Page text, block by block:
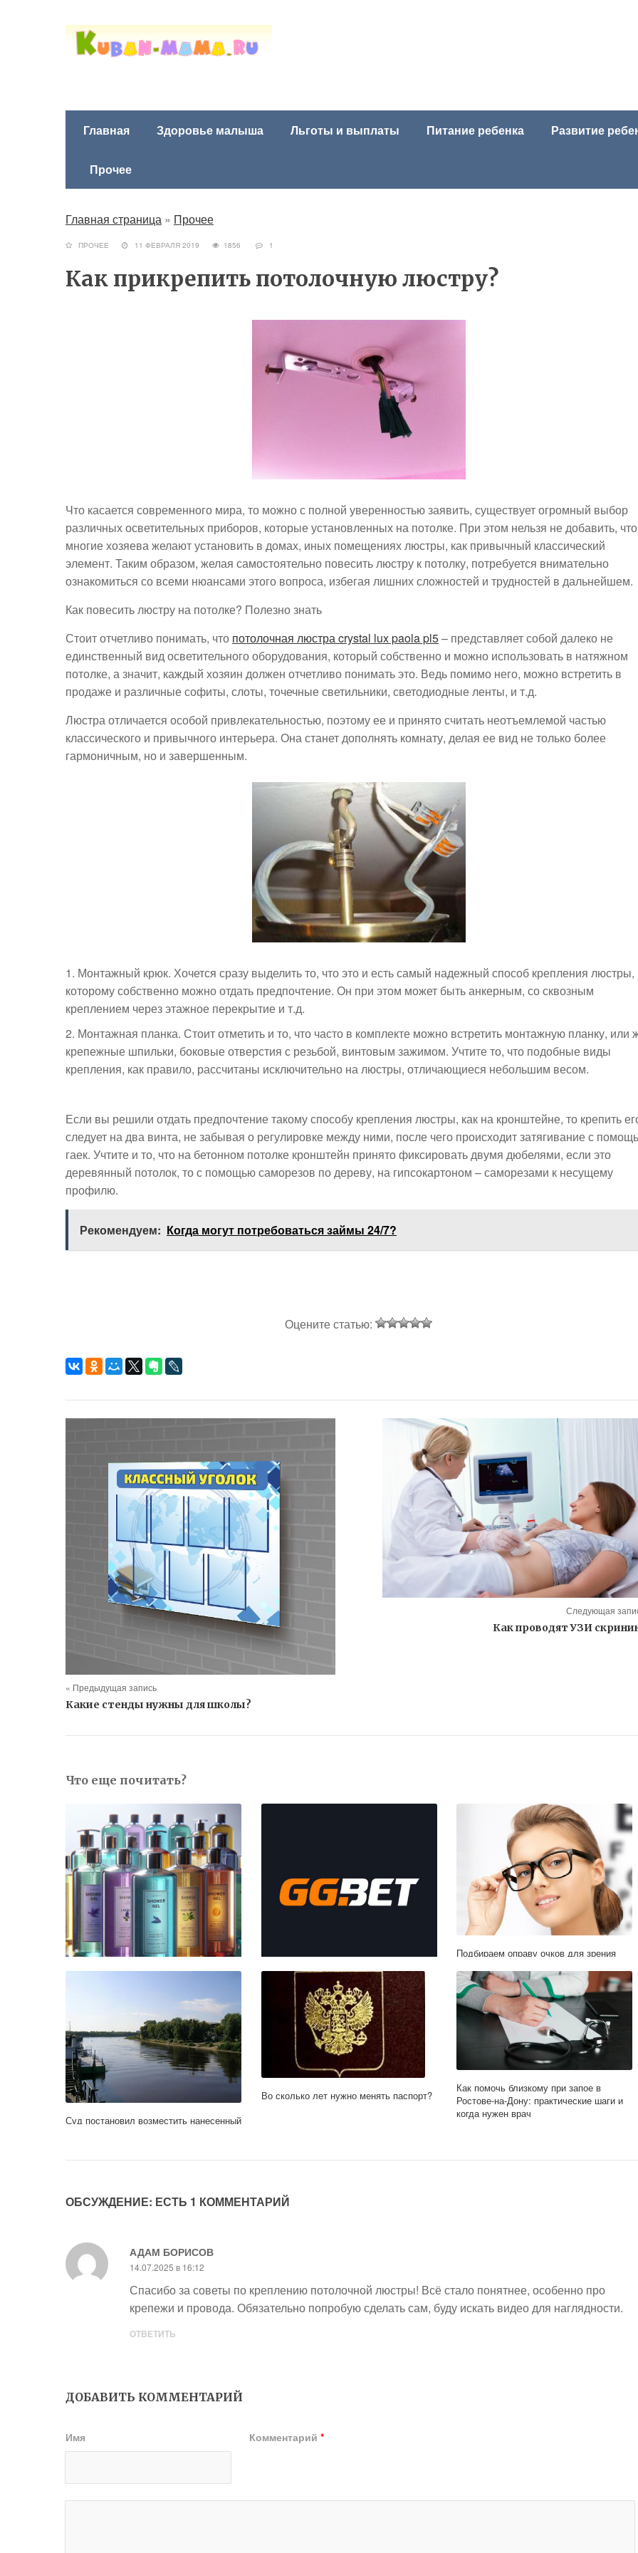
Главная Здоровье малыша Льготы и выплаты Питание ребенка Развитие
Прочее
Главная страница » Прочее
ПРОЧЕЕ 11 ФЕВРАЛЯ 2019 1856 1
Как прикрепить потолочную люстру?
Что касается современного мира, то можно с полной уверенностью заявить, существует огромный выбор
различных осветительных приборов, которые установленных на потолке. При этом нельзя не добавить, что
многие хозяева желают установить в домах, иных помещениях люстры, как привычный классический
элемент. Таким образом, желая самостоятельно повесить люстру к потолку, потребуется внимательно
ознакомиться со всеми нюансами этого вопроса, избегая лишних сложностей и трудностей в дальнейшем.
Как повесить люстру на потолке? Полезно знать
Стоит отчетливо понимать, что потолочная люстра crystal lux paola pl5– представляет собой далеко не
единственный вид осветительного оборудования, который собственно и можно использовать в натяжном
потолке, а значит, каждый хозяин должен отчетливо понимать это. Ведь помимо него, можно встретить в
продаже и различные софиты, слоты, точечные светильники, светодиодные ленты, и т.д.
Люстра отличается особой привлекательностью, поэтому ее и принято считать неотъемлемой частью
классического и привычного интерьера. Она станет дополнять комнату, делая ее вид не только более
гармоничным, но и завершенным.
Монтажный крюк. Хочется сразу выделить то, что это и есть самый надежный способ крепления люстры,
которому собственно можно отдать предпочтение. Он при этом может быть анкерным, со сквозным
креплением через этажное перекрытие и т.д.
Монтажная планка. Стоит отметить и то, что часто в комплекте можно встретить монтажную планку, или
крепежные шпильки, боковые отверстия с резьбой, винтовым зажимом. Учтите то, что подобные виды
крепления, как правило, рассчитаны исключительно на люстры, отличающиеся небольшим весом.
Если вы решили отдать предпочтение такому способу крепления люстры, как на кронштейне, то крепить
следует на два винта, не забывая о регулировке между ними, после чего происходит затягивание с
гаек. Учтите и то, что на бетонном потолке кронштейн принято фиксировать двумя дюбелями, если это
деревянный потолок, то с помощью саморезов по дереву, на гипсокартоном – саморезами к несущему
профилю.
Рекомендуем: Когда могут потребоваться займы 24/7?
Оцените статью:
« Предыдущая запись
Какие стенды нужны для школы?
Следующая
Как проводят УЗИ
Что еще почитать?
Гели для душа с антибактериальным
эффектом, безопасность и здоровье
Что даёт официальный сайт казино
онлайн GGBet?
Подбираем оправу очков для зрения
Суд постановил возместить нанесенный
Во сколько лет нужно менять паспорт?
Как помочь близкому при запое в
Ростове-на-Дону: практические шаги и
когда нужен врач
ОБСУЖДЕНИЕ: ЕСТЬ 1 КОММЕНТАРИЙ
АДАМ БОРИСОВ
14.07.2025 в 16:12
Спасибо за советы по креплению потолочной люстры! Всё стало понятнее, особенно про
крепежи и провода. Обязательно попробую сделать сам, буду искать видео для наглядности.
ОТВЕТИТЬ
ДОБАВИТЬ КОММЕНТАРИЙ
Имя Комментарий*